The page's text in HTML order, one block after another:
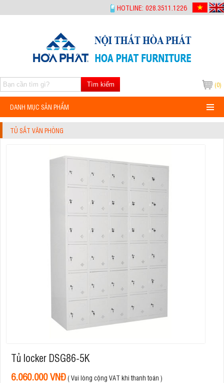
HOTLINE: 028.3511.1226
(0)
Tìm kiếm
DANH MỤC SẢN PHẨM
TỦ SẮT VĂN PHÒNG
Tủ locker DSG86-5K
6.060.000 VNĐ( Vui lòng cộng VAT khi thanh toán )